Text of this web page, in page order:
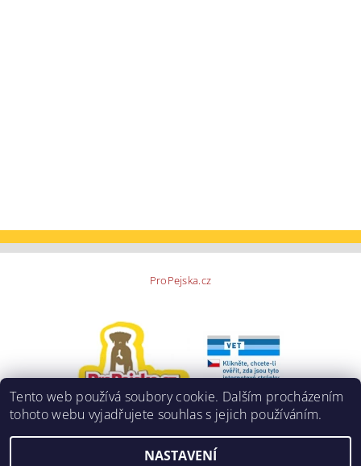
ProPejska.cz
Tento web používá soubory cookie. Dalším procházením
tohoto webu vyjadřujete souhlas s jejich používáním.
NASTAVENÍ